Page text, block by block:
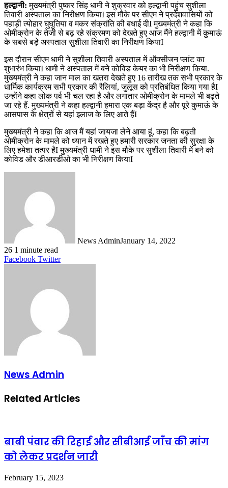
हल्द्वानी: मुख्यमंत्री पुष्कर सिंह धामी ने शुक्रवार को हल्द्वानी पहुंच सुशीला
तिवारी अस्पताल का निरीक्षण कियाI इस मौके पर सीएम ने प्रदेशवासियों को
पहाड़ी त्योहार घुघुतिया व मकर संक्रांति की बधाई दीI मुख्यमंत्री ने कहा कि
ओमीक्रोन के तेजी से बढ़ रहे संक्रमण को देखते हुए आज मैंने हल्द्वानी में कुमाऊं
के सबसे बड़े अस्पताल सुशीला तिवारी का निरीक्षण कियाI
इस दौरान सीएम धामी ने सुशीला तिवारी अस्पताल में ऑक्सीजन प्लांट का
शुभारंभ कियाI धामी ने अस्पताल में बने कोविड केयर का भी निरीक्षण किया.
मुख्यमंत्री ने कहा जान माल का खतरा देखते हुए 16 तारीख तक सभी प्रकार के
धार्मिक कार्यक्रम सभी प्रकार की रैलियां, जुलूस को प्रतिबंधित किया गया हैI
उन्होंने कहा लोक पर्व भी चल रहा है और लगातार ओमीक्रोन के मामले भी बढ़ते
जा रहे हैं. मुख्यमंत्री ने कहा हल्द्वानी हमारा एक बड़ा केंद्र है और पूरे कुमाऊं के
आसपास के क्षेत्रों से यहां इलाज के लिए आते हैंI
मुख्यमंत्री ने कहा कि आज मैं यहां जायजा लेने आया हूं, कहा कि बढ़ती
ओमीक्रोन के मामले को ध्यान में रखते हुए हमारी सरकार जनता की सुरक्षा के
लिए हमेशा तत्पर हैI मुख्यमंत्री धामी ने इस मौके पर सुशीला तिवारी में बने को
कोविड और डीआरडीओ का भी निरीक्षण कियाI
News AdminJanuary 14, 2022
26 1 minute read
Facebook TwitterLinkedIn
Tumblr
Pinterest
Reddit
VKontakte
Share
Print
News Admin
Related Articles
बाबी पंवार की रिहाई और सीबीआई जाँच की मांग
को लेकर प्रदर्शन जारी
February 15, 2023